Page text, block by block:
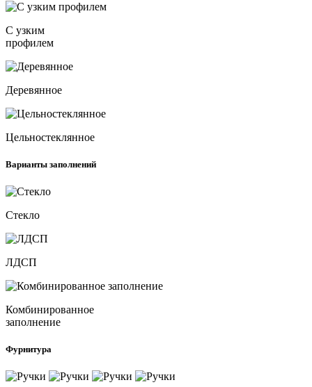
С узким
профилем
Деревянное
Цельностеклянное
Варианты заполнений
Стекло
ЛДСП
Комбинированное
заполнение
Фурнитура